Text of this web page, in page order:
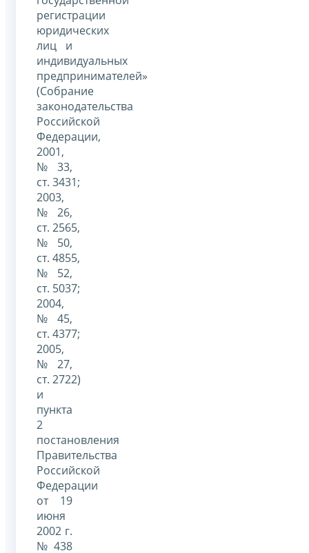
регистрации
юридических
лиц и
индивидуальных
предпринимателей»
(Собрание
законодательства
Российской
Федерации,
2001,
№ 33,
ст. 3431;
2003,
№ 26,
ст. 2565,
№ 50,
ст. 4855,
№ 52,
ст. 5037;
2004,
№ 45,
ст. 4377;
2005,
№ 27,
ст. 2722)
и
пункта
2
постановления
Правительства
Российской
Федерации
от 19
июня
2002 г.
№ 438